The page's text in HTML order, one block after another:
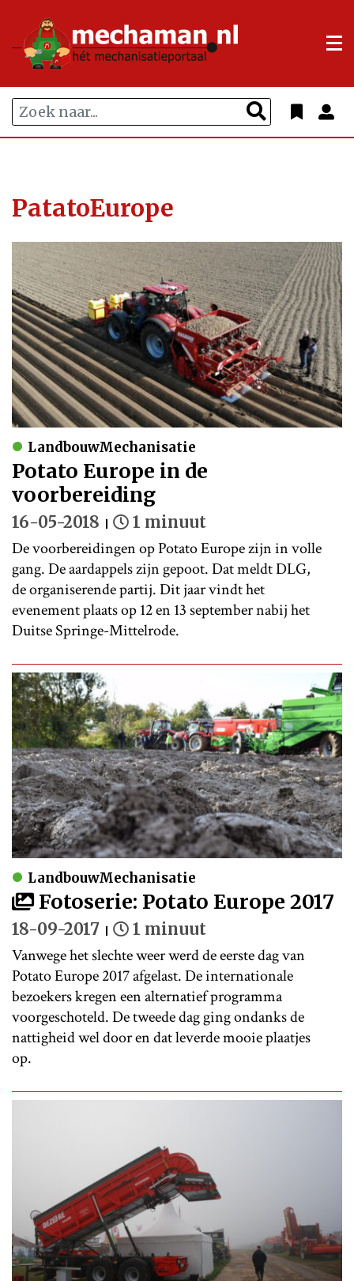
PatatoEurope
LandbouwMechanisatie
Potato Europe in de
voorbereiding
16-05-2018 1 minuut
De voorbereidingen op Potato Europe zijn in volle
gang. De aardappels zijn gepoot. Dat meldt DLG,
de organiserende partij. Dit jaar vindt het
evenement plaats op 12 en 13 september nabij het
Duitse Springe-Mittelrode.
LandbouwMechanisatie
Fotoserie: Potato Europe 2017
18-09-2017 1 minuut
Vanwege het slechte weer werd de eerste dag van
Potato Europe 2017 afgelast. De internationale
bezoekers kregen een alternatief programma
voorgeschoteld. De tweede dag ging ondanks de
nattigheid wel door en dat leverde mooie plaatjes
op.